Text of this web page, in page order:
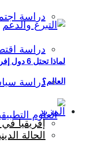
دراسة
دراسة
دراسة
لماذا
العالم؟
المزيد
إفريقيا
الحالة